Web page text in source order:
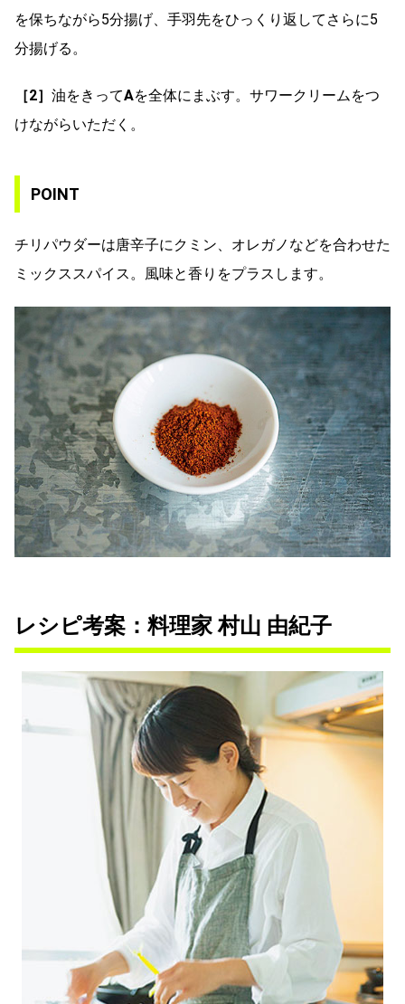
を保ちながら5分揚げ、手羽先をひっくり返してさらに5
分揚げる。
［2］ 油をきってAを全体にまぶす。サワークリームをつ
けながらいただく。
POINT
チリパウダーは唐辛子にクミン、オレガノなどを合わせた
ミックススパイス。風味と香りをプラスします。
レシピ考案：料理家 村山 由紀子